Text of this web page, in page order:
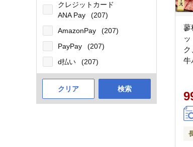
クレジットカード
ANA Pay
(207)
AmazonPay
(207)
PayPay
(207)
d払い
(207)
クリア 検索
蓼
ク
牛